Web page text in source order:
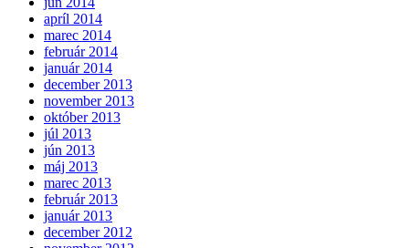
apríl 2014
marec 2014
február 2014
január 2014
december 2013
november 2013
október 2013
júl 2013
jún 2013
máj 2013
marec 2013
február 2013
január 2013
december 2012